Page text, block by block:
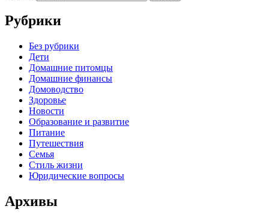
Рубрики
Без рубрики
Дети
Домашние питомцы
Домашние финансы
Домоводство
Здоровье
Новости
Образование и развитие
Питание
Путешествия
Семья
Стиль жизни
Юридические вопросы
Архивы